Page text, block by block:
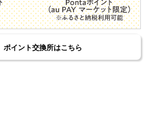
ポイント交換所はこちら